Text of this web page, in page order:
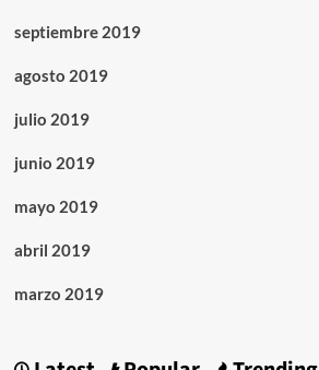
septiembre 2019
agosto 2019
julio 2019
junio 2019
mayo 2019
abril 2019
marzo 2019